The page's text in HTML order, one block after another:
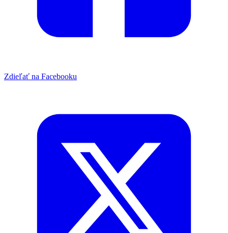
Zdieľať na Facebooku